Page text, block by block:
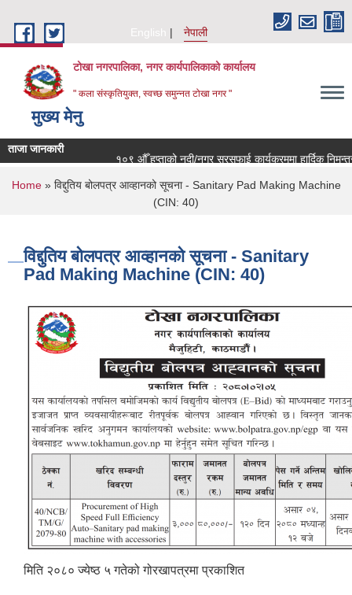
English
नेपाली
टोखा नगरपालिका, नगर कार्यपालिकाको कार्यालय
" कला संस्कृतियुक्त, स्वच्छ समुन्‍नत टोखा नगर "
मुख्य मेनु
ताजा जानकारी
१०९ औँ हप्ताको नदी/नगर सरसफाई कार्यक्रममा हार्दिक
You are here
Home» विद्दुतिय बोलपत्र आव्हानको सूचना - Sanitary Pad Making Machine
(CIN: 40)
विद्दुतिय बोलपत्र आव्हानको सूचना - Sanitary
Pad Making Machine (CIN: 40)
मिति २०८० ज्येष्ठ ५ गतेको गोरखापत्रमा प्रकाशित